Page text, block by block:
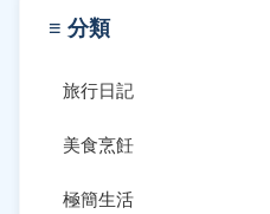
≡ 分類
旅行日記
美食烹飪
極簡生活